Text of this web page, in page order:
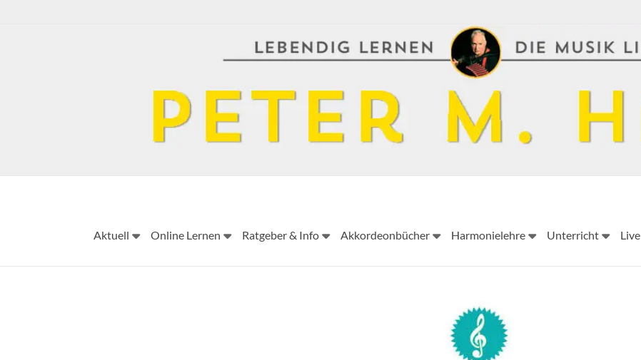
M.
M.
Haas
Musiker
Aktuell Online Lernen Ratgeber & Info Akkordeonbücher Harmonielehre Unterricht Live